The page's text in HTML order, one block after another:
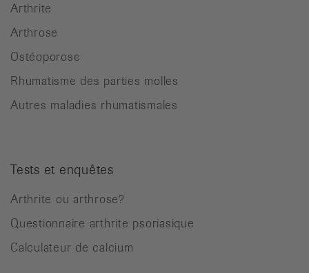
Arthrite
Arthrose
Ostéoporose
Rhumatisme des parties molles
Autres maladies rhumatismales
Tests et enquêtes
Arthrite ou arthrose?
Questionnaire arthrite psoriasique
Calculateur de calcium